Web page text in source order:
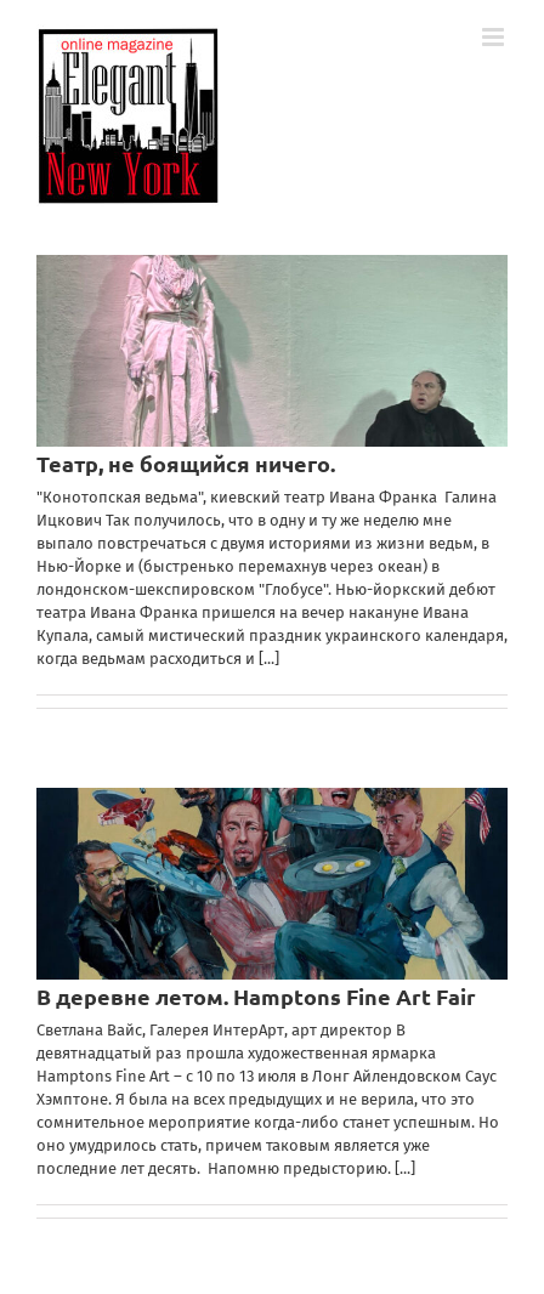
Театр, не боящийся ничего.
"Конотопская ведьма", киевский театр Ивана Франка Галина
Ицкович Так получилось, что в одну и ту же неделю мне
выпало повстречаться с двумя историями из жизни ведьм, в
Нью-Йорке и (быстренько перемахнув через океан) в
лондонском-шекспировском "Глобусе". Нью-йоркский дебют
театра Ивана Франка пришелся на вечер накануне Ивана
Купала, самый мистический праздник украинского календаря,
когда ведьмам расходиться и [...]
В деревне летом. Hamptons Fine Art Fair
Светлана Вайс, Галерея ИнтерАрт, арт директор В
девятнадцатый раз прошла художественная ярмарка
Hamptons Fine Art – с 10 по 13 июля в Лонг Айлендовском Саус
Хэмптоне. Я была на всех предыдущих и не верила, что это
сомнительное мероприятие когда-либо станет успешным. Но
оно умудрилось стать, причем таковым является уже
последние лет десять. Напомню предысторию. [...]